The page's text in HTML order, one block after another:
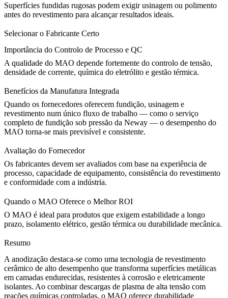
Superfícies fundidas rugosas podem exigir usinagem ou polimento
antes do revestimento para alcançar resultados ideais.
Selecionar o Fabricante Certo
Importância do Controlo de Processo e QC
A qualidade do MAO depende fortemente do controlo de tensão,
densidade de corrente, química do eletrólito e gestão térmica.
Benefícios da Manufatura Integrada
Quando os fornecedores oferecem fundição, usinagem e
revestimento num único fluxo de trabalho — como o serviço
completo de fundição sob pressão da Neway — o desempenho do
MAO torna-se mais previsível e consistente.
Avaliação do Fornecedor
Os fabricantes devem ser avaliados com base na experiência de
processo, capacidade de equipamento, consistência do revestimento
e conformidade com a indústria.
Quando o MAO Oferece o Melhor ROI
O MAO é ideal para produtos que exigem estabilidade a longo
prazo, isolamento elétrico, gestão térmica ou durabilidade mecânica.
Resumo
A anodização destaca-se como uma tecnologia de revestimento
cerâmico de alto desempenho que transforma superfícies metálicas
em camadas endurecidas, resistentes à corrosão e eletricamente
isolantes. Ao combinar descargas de plasma de alta tensão com
reações químicas controladas, o MAO oferece durabilidade